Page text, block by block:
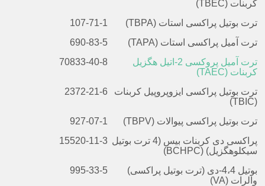
کربنات (TBEC)
ترت بوتیل پراکسی استات (TBPA)
107-71-1
ترت آمیل پراکسی استات (TAPA)
690-83-5
ترت آمیل پروکسی 2-اتیل هگزیل
کربنات (TAEC)
70833-40-8
ترت بوتیل پراکسی ایزوپروپیل کربنات
(TBIC)
2372-21-6
ترت بوتیل پراکسی پیوالات (TBPV)
927-07-1
پراکسی دی کربنات بیس (4 ترت بوتیل
سیکلوهگزیل) (BCHPC)
15520-11-3
بوتیل 4،4-دی (ترت بوتیل پراکسی)
والرات (VA)
995-33-5